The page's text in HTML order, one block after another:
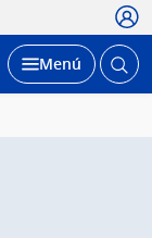
Desplegar
Menú Abrir